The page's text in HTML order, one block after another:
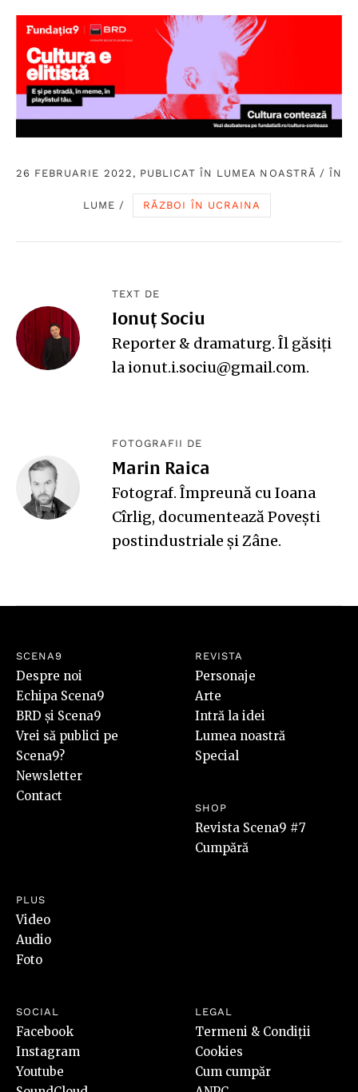
26 FEBRUARIE 2022, PUBLICAT ÎN LUMEA NOASTRĂ / ÎN
LUME / RĂZBOI ÎN UCRAINA
TEXT DE
Ionuț Sociu
Reporter & dramaturg. Îl găsiți
la ionut.i.sociu@gmail.com.
FOTOGRAFII DE
Marin Raica
Fotograf. Împreună cu Ioana
Cîrlig, documenteazăPovești
postindustriale șiZâne.
SCENA9
Despre noi
Echipa Scena9
BRD și Scena9
Vrei să publici pe
Scena9?
Newsletter
Contact
REVISTA
Personaje
Arte
Intră la idei
Lumea noastră
Special
SHOP
Revista Scena9 #7
Cumpără
PLUS
Video
Audio
Foto
SOCIAL
Facebook
Instagram
Youtube
LEGAL
Termeni & Condiții
Cookies
Cum cumpăr